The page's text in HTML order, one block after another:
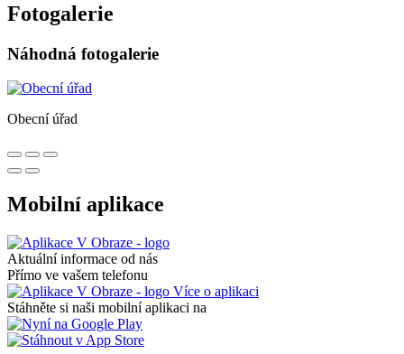
Fotogalerie
Náhodná fotogalerie
Obecní úřad
Mobilní aplikace
Aktuální informace od nás
Přímo ve vašem telefonu
Více o aplikaci
Stáhněte si naši mobilní aplikaci na